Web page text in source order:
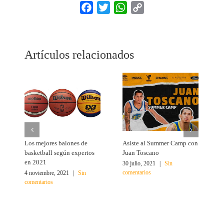
Facebook
Twitter WhatsApp
Artículos relacionados
Los mejores balones de
basketball según expertos
en 2021
4 noviembre, 2021
Sin
comentarios
Asiste al Summer Camp con
Juan Toscano
30 julio, 2021
Sin
comentarios